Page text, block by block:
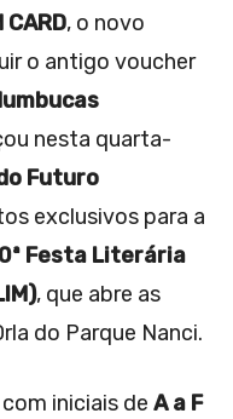
CARD, o novo
o antigo voucher
nesta quarta-
Futuro
exclusivos para a
Festa Literária
, que abre as
do Parque Nanci.
iniciais de A a F